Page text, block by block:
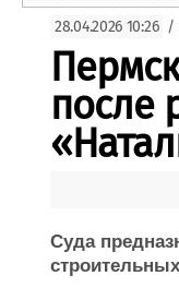
Судостроение
Пульс
Новости
Компании
Репутация
Работа
28.04.2026 10:26 /
после
Суда